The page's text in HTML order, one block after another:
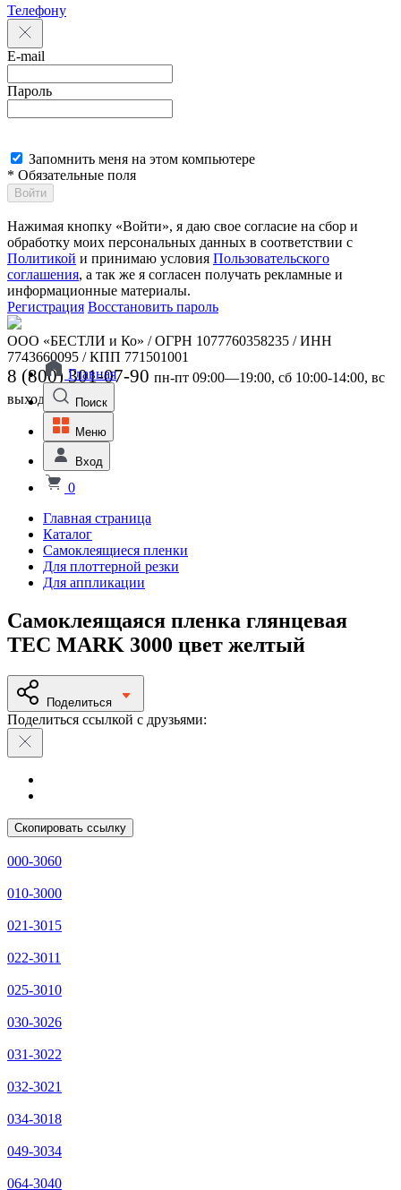
Телефону
E-mail
Пароль
Запомнить меня на этом компьютере
* Обязательные поля
Войти
Нажимая кнопку «Войти», я даю свое согласие на сбор и
обработку моих персональных данных в соответствии с
Политикой и принимаю условия Пользовательского
соглашения, а так же я согласен получать рекламные и
информационные материалы.
Регистрация Восстановить пароль
ООО «БЕСТЛИ и Ко» / ОГРН 1077760358235 / ИНН
7743660095 / КПП 771501001
8 (800) 301-07-90 пн-пт 09:00—19:00, сб 10:00-14:00, вс
выходной
Главная
Поиск
Меню
Вход
0
Главная страница
Каталог
Самоклеящиеся пленки
Для плоттерной резки
Для аппликации
Самоклеящаяся пленка глянцевая
TEC MARK 3000 цвет желтый
Поделиться
Поделиться ссылкой с друзьями:
Скопировать ссылку
000-3060
010-3000
021-3015
022-3011
025-3010
030-3026
031-3022
032-3021
034-3018
049-3034
064-3040